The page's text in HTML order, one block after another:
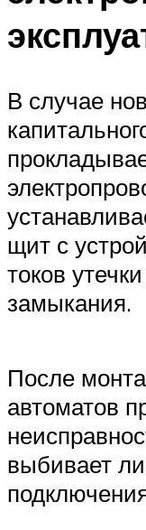
В случае
щит с
токов
замыкания.
После
автоматов
выбивает